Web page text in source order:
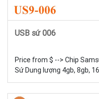
USB sứ 006
Price from $ --> Chip
Sứ Dung lượng 4gb, 8gb,
Trọng lượng 18g Màu sắc